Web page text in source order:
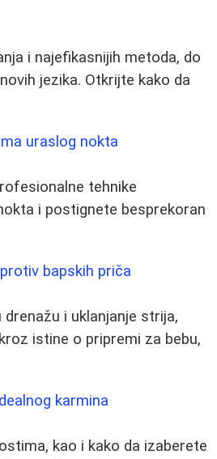
i najefikasnijih metoda, do
jezika. Otkrijte kako da
uraslog nokta
tehnike
i postignete besprekoran
bapskih priča
i uklanjanje strija,
istine o pripremi za bebu,
karmina
kao i kako da izaberete